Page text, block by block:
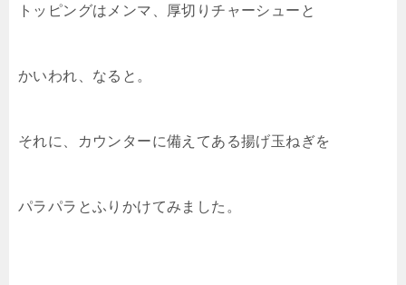
トッピングはメンマ、厚切りチャーシューと
かいわれ、なると。
それに、カウンターに備えてある揚げ玉ねぎを
パラパラとふりかけてみました。